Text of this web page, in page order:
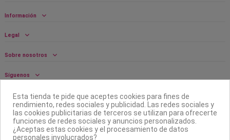
Información
Legal
Sobre nosotros
Síguenos
Boletín
Esta tienda te pide que aceptes cookies para fines de
rendimiento, redes sociales y publicidad. Las redes sociales y
las cookies publicitarias de terceros se utilizan para ofrecerte
funciones de redes sociales y anuncios personalizados.
¿Aceptas estas cookies y el procesamiento de datos
personales involucrados?